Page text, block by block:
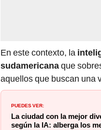
En este contexto, la
sudamericanaque
aquellos que buscan una
PUEDES VER:
La ciudad con la mejor
según la IA: alberga los